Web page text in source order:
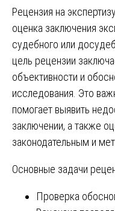
Рецензия на
оценка заключения
судебного или
цель рецензии
объективности и
исследования. Это
помогает выявить
заключении, а также
законодательным и
Основные задачи
Проверка